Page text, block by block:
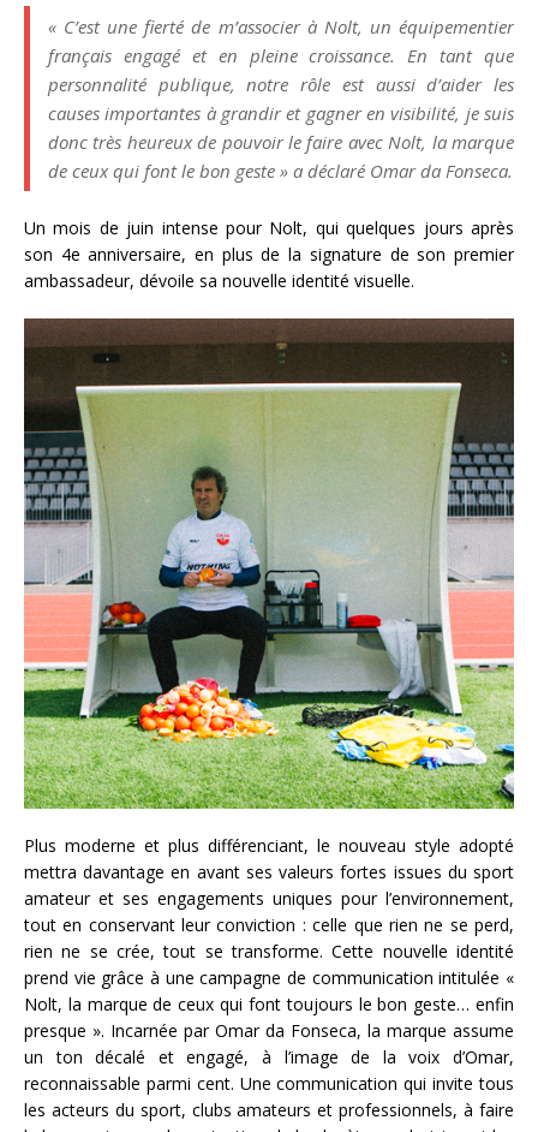
« C’est une fierté de m’associer à Nolt, un équipementier
français engagé et en pleine croissance. En tant que
personnalité publique, notre rôle est aussi d’aider les
causes importantes à grandir et gagner en visibilité, je suis
donc très heureux de pouvoir le faire avec Nolt, la marque
de ceux qui font le bon geste » a déclaré Omar da Fonseca.
Un mois de juin intense pour Nolt, qui quelques jours après
son 4e anniversaire, en plus de la signature de son premier
ambassadeur, dévoile sa nouvelle identité visuelle.
Plus moderne et plus différenciant, le nouveau style adopté
mettra davantage en avant ses valeurs fortes issues du sport
amateur et ses engagements uniques pour l’environnement,
tout en conservant leur conviction : celle que rien ne se perd,
rien ne se crée, tout se transforme. Cette nouvelle identité
prend vie grâce à une campagne de communication intitulée «
Nolt, la marque de ceux qui font toujours le bon geste… enfin
presque ». Incarnée par Omar da Fonseca, la marque assume
un ton décalé et engagé, à l’image de la voix d’Omar,
reconnaissable parmi cent. Une communication qui invite tous
les acteurs du sport, clubs amateurs et professionnels, à faire